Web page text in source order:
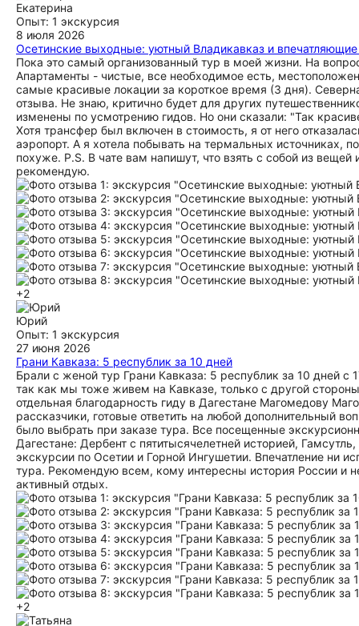
Екатерина
Опыт: 1 экскурсия
8 июля 2026
Осетинские выходные: уютный Владикавказ и
Пока это самый организованный тур в моей жизни. На
Апартаменты - чистые, все необходимое есть,
самые красивые локации за короткое время (3 дня).
отзыва. Не знаю, критично будет для других
изменены по усмотрению гидов. Но они сказали: "Так
Хотя трансфер был включен в стоимость, я от него
аэропорт. А я хотела побывать на термальных источниках,
похуже. P.S. В чате вам напишут, что взять с собой из
рекомендую.
+2
Юрий
Опыт: 1 экскурсия
27 июня 2026
Грани Кавказа: 5 республик за 10 дней
Брали с женой тур Грани Кавказа: 5 республик за 10 дней
так как мы тоже живем на Кавказе, только с другой
отдельная благодарность гиду в Дагестане Магомедову
рассказчики, готовые ответить на любой дополнительный
было выбрать при заказе тура. Все посещенные
Дагестане: Дербент с пятитысячелетней историей,
экскурсии по Осетии и Горной Ингушетии. Впечатление ни
тура. Рекомендую всем, кому интересны история России и
активный отдых.
+2